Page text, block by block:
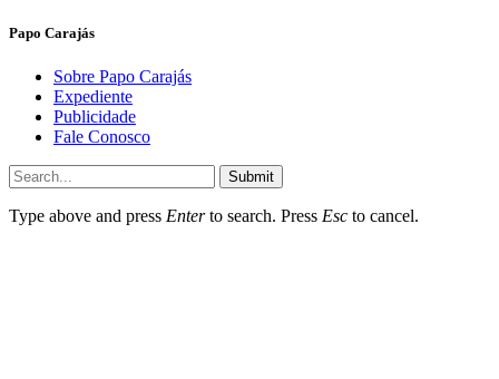
Papo Carajás
Sobre Papo Carajás
Expediente
Publicidade
Fale Conosco
Submit
Type above and press Enterto search. Press Esc to cancel.